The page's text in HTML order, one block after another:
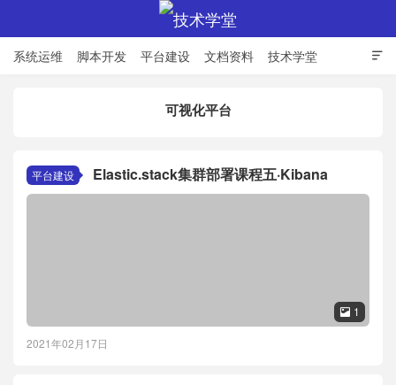

系统运维 脚本开发 平台建设 文档资料 技术学堂
可视化平台
平台建设 Elastic.stack集群部署课程五·Kibana
 1
2021年02月17日